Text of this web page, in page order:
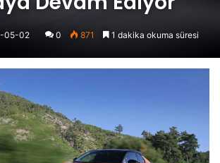
05-02 0 871 1 dakika okuma süresi